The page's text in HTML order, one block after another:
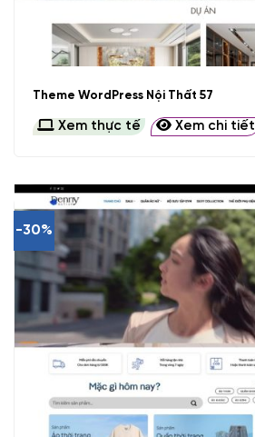
Theme WordPress Nội Thất 57
Xem thực tế Xem chi tiết
-30%